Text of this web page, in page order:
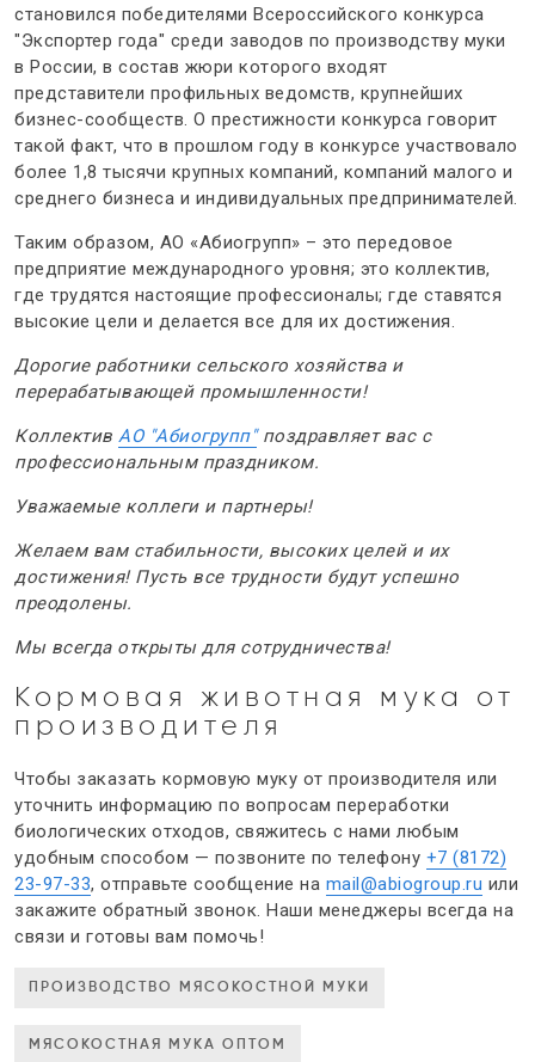
становился победителями Всероссийского конкурса
"Экспортер года" среди заводов по производству муки
в России, в состав жюри которого входят
представители профильных ведомств, крупнейших
бизнес-сообществ. О престижности конкурса говорит
такой факт, что в прошлом году в конкурсе участвовало
более 1,8 тысячи крупных компаний, компаний малого и
среднего бизнеса и индивидуальных предпринимателей.
Таким образом, АО «Абиогрупп» – это передовое
предприятие международного уровня; это коллектив,
где трудятся настоящие профессионалы; где ставятся
высокие цели и делается все для их достижения.
Дорогие работники сельского хозяйства и
перерабатывающей промышленности!
Коллектив АО "Абиогрупп"поздравляет вас с
профессиональным праздником.
Уважаемые коллеги и партнеры!
Желаем вам стабильности, высоких целей и их
достижения! Пусть все трудности будут успешно
преодолены.
Мы всегда открыты для сотрудничества!
Кормовая животная мука
от
производителя
Чтобы заказать кормовую муку от производителя или
уточнить информацию по вопросам переработки
биологических отходов, свяжитесь с нами любым
удобным способом — позвоните по телефону +7 (8172)
23-97-33, отправьте сообщение на mail@abiogroup.ru или
закажите обратный звонок. Наши менеджеры всегда на
связи и готовы вам помочь!
ПРОИЗВОДСТВО МЯСОКОСТНОЙ МУКИ
МЯСОКОСТНАЯ МУКА ОПТОМ